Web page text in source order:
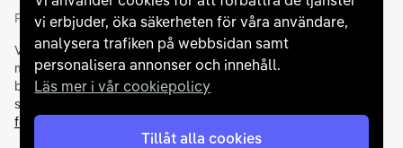
vi erbjuder, öka säkerheten för våra användare,
analysera trafiken på webbsidan samt
personalisera annonser och innehåll.
Läs mer i vår cookiepolicy
Tillåt alla cookies
Partners och betallösningar
Vi samarbetar med flertalet banker för att erbjuda dig bästa
möjliga finansieringslösning och stödjer en rad olika
betalningsmetoder. För att du ska känna dig trygg vid ditt köp
samarbetar vi med Folksam och AutoConcept gällande
försäkringar och garantier